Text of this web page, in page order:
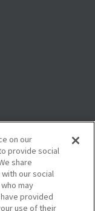
on our
provide social
share
our social
may
provided
use of their